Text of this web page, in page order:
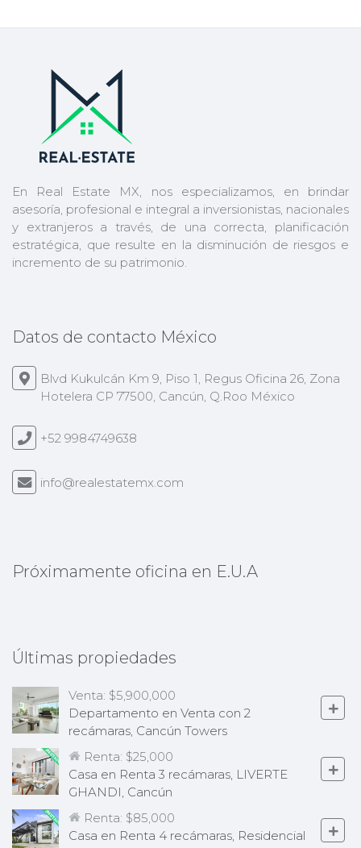
En Real Estate MX, nos especializamos, en brindar
asesoría, profesional e integral a inversionistas, nacionales
y extranjeros a través, de una correcta, planificación
estratégica, que resulte en la disminución de riesgos e
incremento de su patrimonio.
Datos de contacto México
Blvd Kukulcán Km 9, Piso 1, Regus Oficina 26, Zona
Hotelera CP 77500, Cancún, Q.Roo México
+52 9984749638
info@realestatemx.com
Próximamente oficina en E.U.A
Últimas propiedades
Venta: $5,900,000
Departamento en Venta con 2
recámaras, Cancún Towers
Renta: $25,000
Casa en Renta 3 recámaras, LIVERTE
GHANDI, Cancún
Renta: $85,000
Casa en Renta 4 recámaras, Residencial